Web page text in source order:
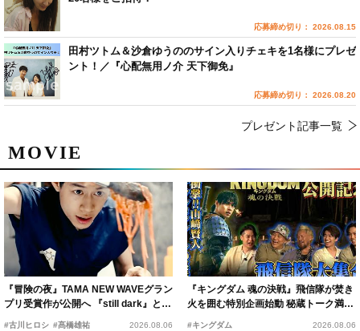
MOVIE
『冒険の夜』TAMA NEW WAVEグラン
プリ受賞作が公開へ 『still dark』と同
時上映決定
#古川ヒロシ #髙橋雄祐 2026.08.06
『キングダム 魂の決戦』飛信隊が焚き
火を囲む特別企画始動 秘蔵トーク満載
の“キングダムキャンプ”開催
#キングダム 2026.08.06
応募締め切り： 2026.08.15
田村ツトム＆沙倉ゆうののサイン入りチェキを1名様にプレゼ
ント！／『心配無用ノ介 天下御免』
応募締め切り： 2026.08.20
プレゼント記事一覧